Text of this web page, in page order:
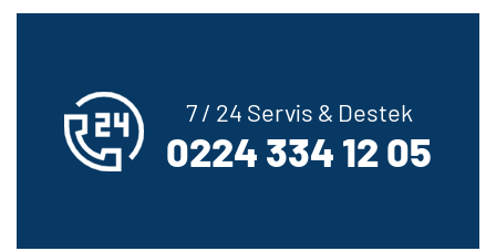
7 / 24 Servis & Destek
0224 334 12 05